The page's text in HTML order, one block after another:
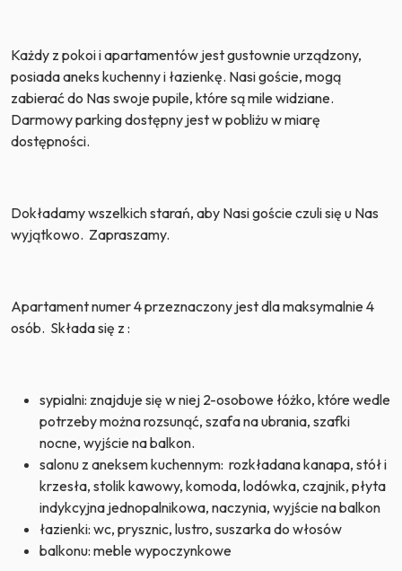
Każdy z pokoi i apartamentów jest gustownie urządzony,
posiada aneks kuchenny i łazienkę. Nasi goście, mogą
zabierać do Nas swoje pupile, które są mile widziane.
Darmowy parking dostępny jest w pobliżu w miarę
dostępności.
Dokładamy wszelkich starań, aby Nasi goście czuli się u Nas
wyjątkowo. Zapraszamy.
Apartament numer 4 przeznaczony jest dla maksymalnie 4
osób. Składa się z :
sypialni: znajduje się w niej 2-osobowe łóżko, które wedle
potrzeby można rozsunąć, szafa na ubrania, szafki
nocne, wyjście na balkon.
salonu z aneksem kuchennym: rozkładana kanapa, stół i
krzesła, stolik kawowy, komoda, lodówka, czajnik, płyta
indykcyjna jednopalnikowa, naczynia, wyjście na balkon
łazienki: wc, prysznic, lustro, suszarka do włosów
balkonu: meble wypoczynkowe